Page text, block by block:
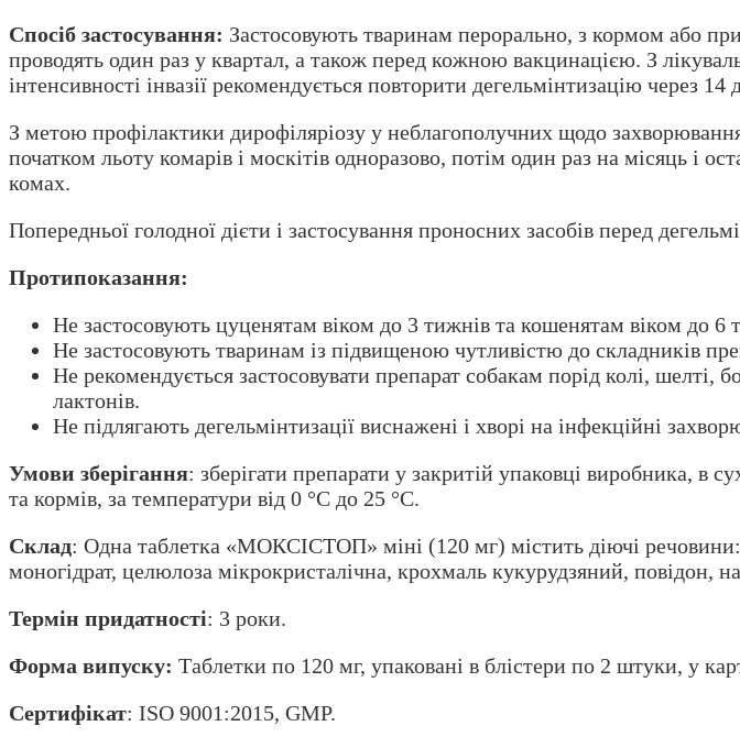
Спосіб застосування: Застосовують тваринам перорально, з кормом або
проводять один раз у квартал, а також перед кожною вакцинацією. З
інтенсивності інвазії рекомендується повторити дегельмінтизацію через 14
З метою профілактики дирофіляріозу у неблагополучних щодо
початком льоту комарів і москітів одноразово, потім один раз на місяць і
комах.
Попередньої голодної дієти і застосування проносних засобів перед
Протипоказання:
Не застосовують цуценятам віком до 3 тижнів та кошенятам віком до 6
Не застосовують тваринам із підвищеною чутливістю до складників
Не рекомендується застосовувати препарат собакам порід колі,
лактонів.
Не підлягають дегельмінтизації виснажені і хворі на інфекційні
Умови зберігання: зберігати препарати у закритій упаковці виробника, в
та кормів, за температури від 0 °С до 25 °С.
Склад: Одна таблетка «МОКСІСТОП» міні (120 мг) містить діючі
моногідрат, целюлоза мікрокристалічна, крохмаль кукурудзяний, повідон,
Термін придатності: 3 роки.
Форма випуску: Таблетки по 120 мг, упаковані в блістери по 2 штуки, у
Сертифікат: ISO 9001:2015, GMP.